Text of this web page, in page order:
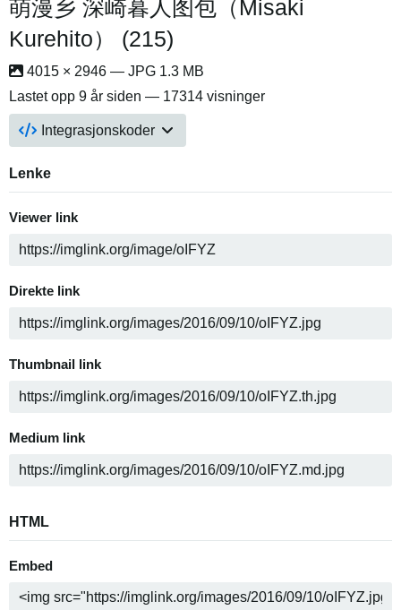
萌漫乡 深崎暮人图包（Misaki
Kurehito） (215)
4015 × 2946 — JPG 1.3 MB
Lastet opp 9 år siden — 17314 visninger
Integrasjonskoder
Lenke
Viewer link
Direkte link
Thumbnail link
Medium link
HTML
Embed